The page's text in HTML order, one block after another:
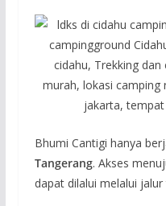
Bhumi Cantigi hanya
Tangerang. Akses
dapat dilalui melalui